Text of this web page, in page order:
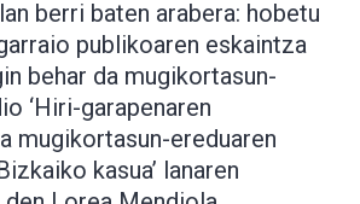
berri baten arabera: hobetu
publikoaren eskaintza
behar da mugikortasun-
‘Hiri-garapenaren
mugikortasun-ereduaren
kasua’ lanaren